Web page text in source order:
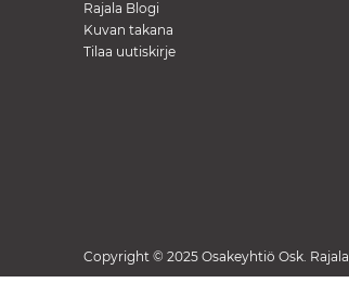
Rajala Blogi
Kuvan takana
Tilaa uutiskirje
Copyright © 2025 Osakeyhtiö Osk. Rajala